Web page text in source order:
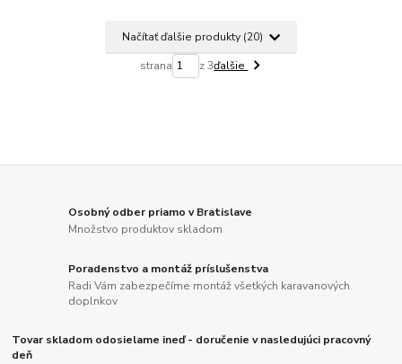
Načítať ďalšie produkty (20)
strana z 3ďalšie
Osobný odber priamo v Bratislave
Množstvo produktov skladom
Poradenstvo a montáž príslušenstva
Radi Vám zabezpečíme montáž všetkých karavanových
doplnkov
Tovar skladom odosielame ineď - doručenie v nasledujúci pracovný
deň